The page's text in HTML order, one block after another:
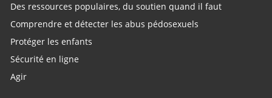
Des ressources populaires, du soutien quand il faut
Comprendre et détecter les abus pédosexuels
Protéger les enfants
Sécurité en ligne
Agir